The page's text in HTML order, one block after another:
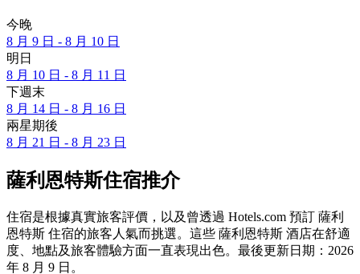
今晚
8 月 9 日 - 8 月 10 日
明日
8 月 10 日 - 8 月 11 日
下週末
8 月 14 日 - 8 月 16 日
兩星期後
8 月 21 日 - 8 月 23 日
薩利恩特斯住宿推介
住宿是根據真實旅客評價，以及曾透過 Hotels.com 預訂 薩利
恩特斯 住宿的旅客人氣而挑選。這些 薩利恩特斯 酒店在舒適
度、地點及旅客體驗方面一直表現出色。最後更新日期： 2026
年 8 月 9 日 。